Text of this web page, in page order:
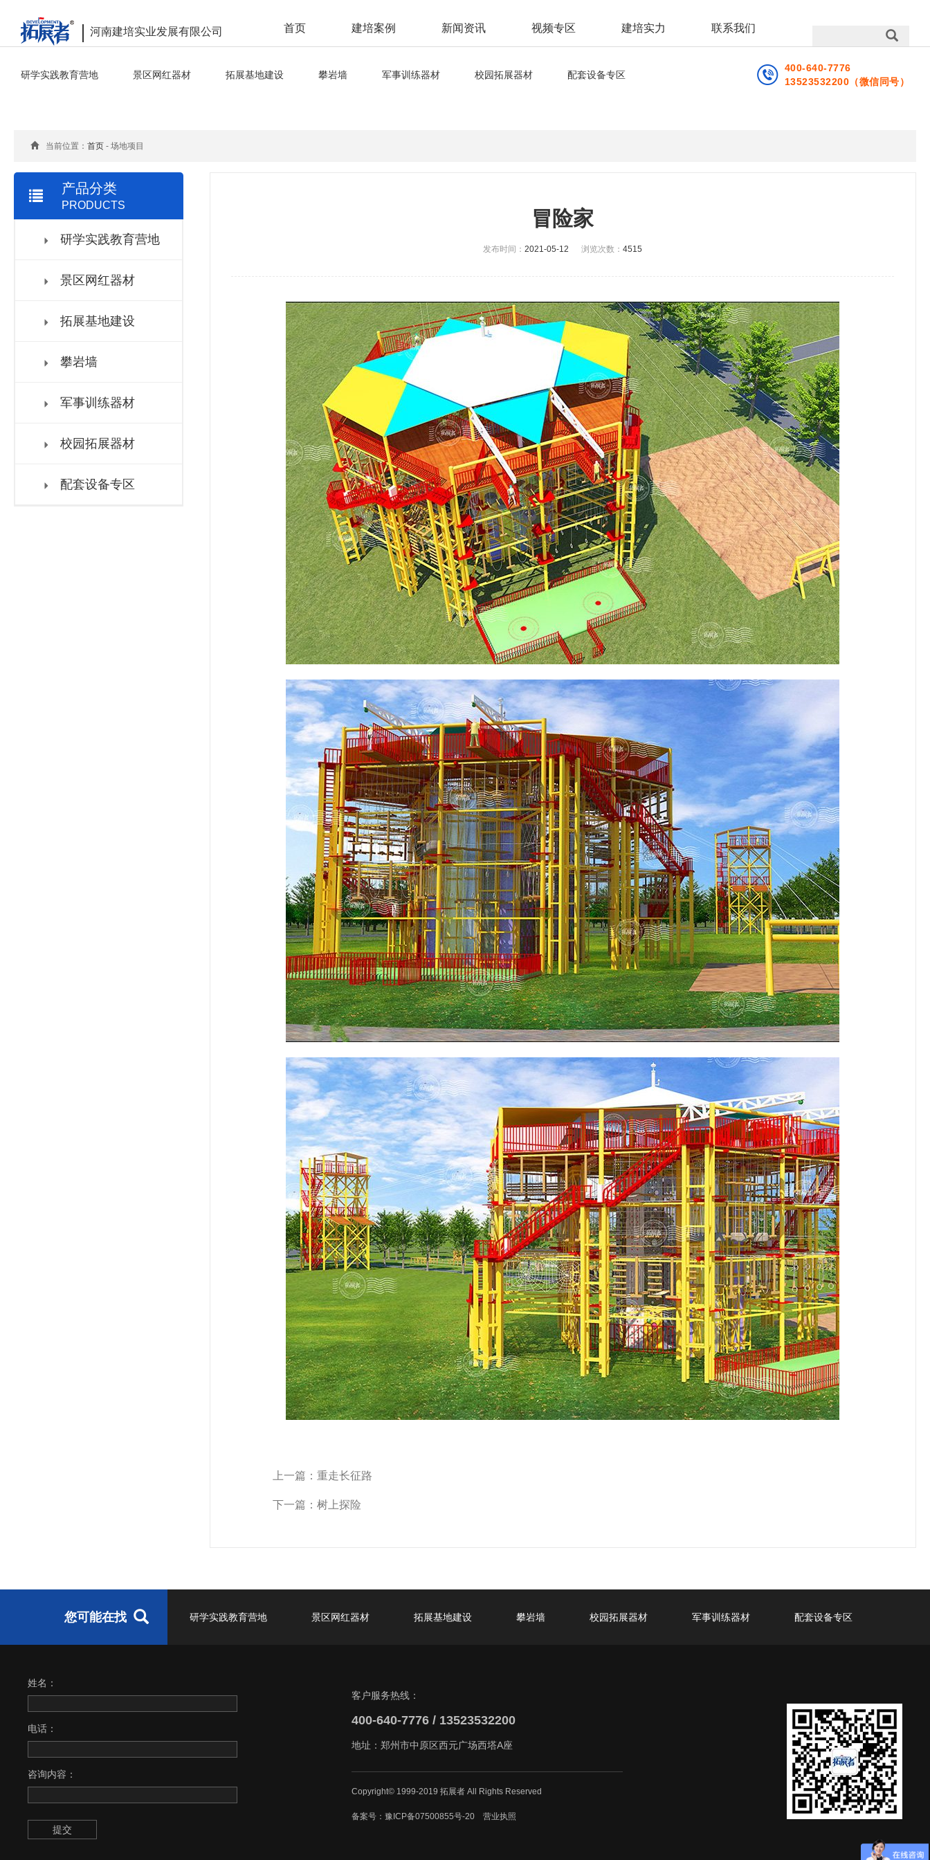
河南建培实业发展有限公司 首页 建培案例 新闻资讯 视频专区 建培实力 联系我们
研学实践教育营地 景区网红器材 拓展基地建设 攀岩墙 军事训练器材 校园拓展器材 配套设备专区
400-640-7776
13523532200（微信同号）
当前位置： 首页 - 场地项目
产品分类
PRODUCTS
研学实践教育营地
景区网红器材
拓展基地建设
攀岩墙
军事训练器材
校园拓展器材
配套设备专区
冒险家
发布时间：2021-05-12 浏览次数：4515
上一篇： 重走长征路
下一篇： 树上探险
您可能在找 研学实践教育营地 景区网红器材 拓展基地建设 攀岩墙 校园拓展器材 军事训练器材 配套设备专区
姓名：
电话：
咨询内容：
提交
客户服务热线：
400-640-7776 / 13523532200
地址：郑州市中原区西元广场西塔A座
Copyright© 1999-2019 拓展者 All Rights Reserved
备案号： 豫ICP备07500855号-20 营业执照